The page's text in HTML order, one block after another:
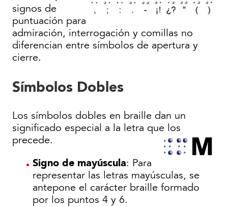
signos de
puntuación para
admiración, interrogación y comillas no
diferencian entre símbolos de apertura y
cierre.
Símbolos Dobles
Los símbolos dobles en braille dan un
significado especial a la letra que los
precede.
Signo de mayúscula: Para
representar las letras mayúsculas, se
antepone el carácter braille formado
por los puntos 4 y 6.